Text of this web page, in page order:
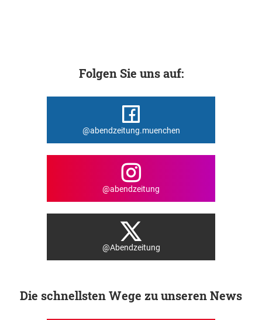
Folgen Sie uns auf:
@abendzeitung.muenchen
@abendzeitung
@Abendzeitung
Die schnellsten Wege zu unseren News